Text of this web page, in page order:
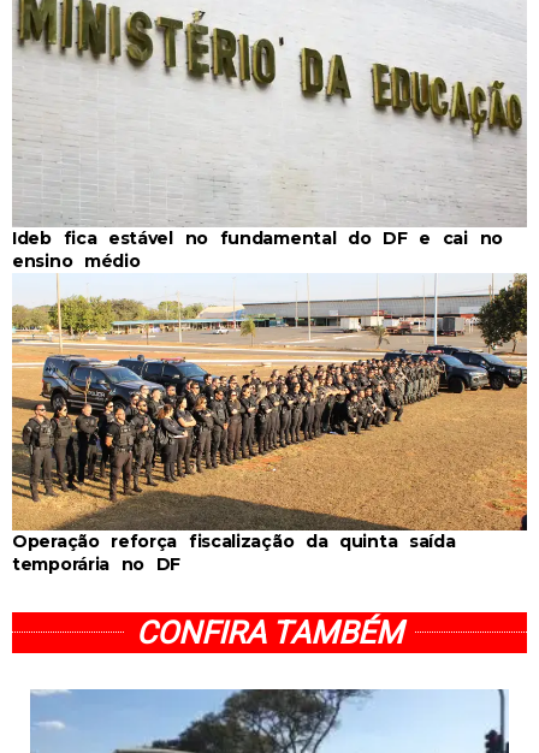
Ideb fica estável no fundamental do DF e cai no
ensino médio
Operação reforça fiscalização da quinta saída
temporária no DF
CONFIRA TAMBÉM